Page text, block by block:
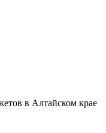
в Алтайском крае